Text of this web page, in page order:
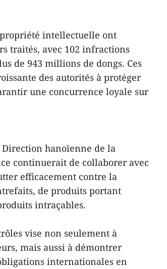
intellectuelle ont
traités, avec 102 infractions
de 943 millions de dongs. Ces
des autorités à protéger
une concurrence loyale sur
hanoïenne de la
continuerait de collaborer avec
efficacement contre la
de produits portant
intraçables.
vise non seulement à
mais aussi à démontrer
internationales en